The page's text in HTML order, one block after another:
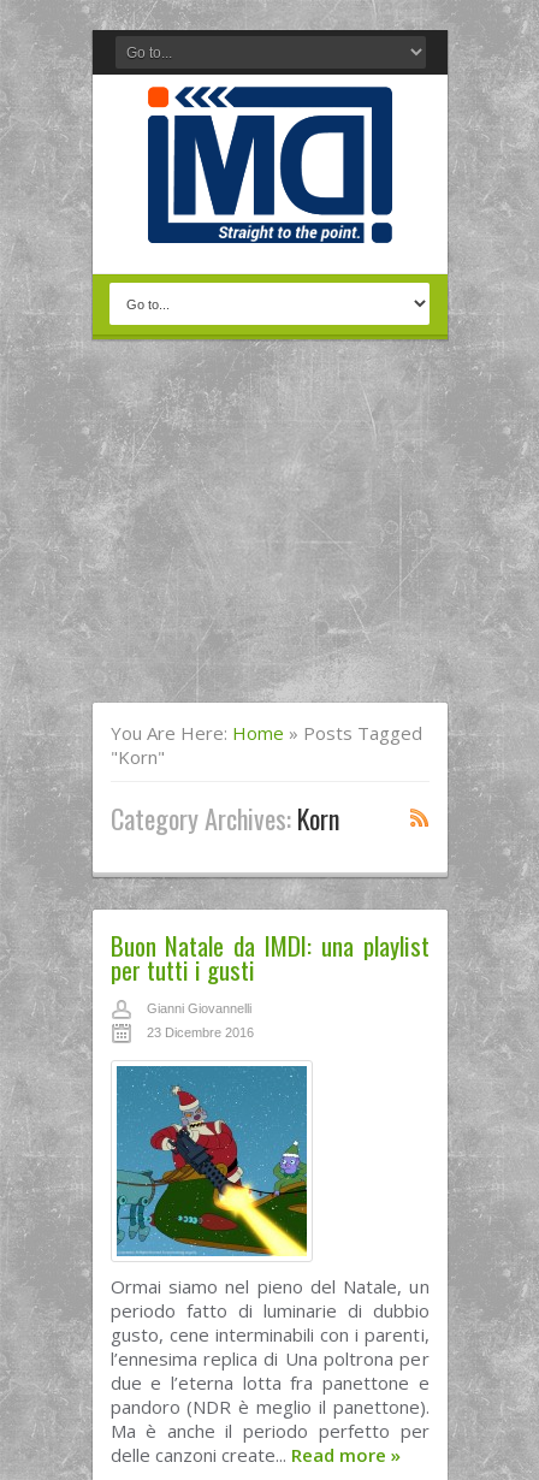
You Are Here: Home » Posts Tagged
"Korn"
Category Archives:Korn
Buon Natale da IMDI: una playlist
per tutti i gusti
Gianni Giovannelli
23 Dicembre 2016
Ormai siamo nel pieno del Natale, un
periodo fatto di luminarie di dubbio
gusto, cene interminabili con i parenti,
l’ennesima replica di Una poltrona per
due e l’eterna lotta fra panettone e
pandoro (NDR è meglio il panettone).
Ma è anche il periodo perfetto per
delle canzoni create... Read more »